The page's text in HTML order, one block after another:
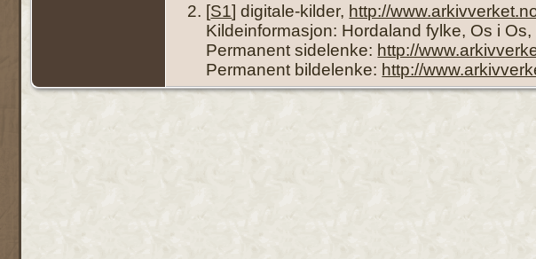
[S1] digitale-kilder, http://
Kildeinformasjon: Hordaland fylke, Os i
Permanent sidelenke: http://
Permanent bildelenke: http://